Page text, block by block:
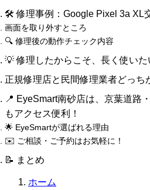
🛠 修理事例：Google Pixel 3a XL
画面を取り外すところ
🔍 修理後の動作チェック内容
💡 修理したからこそ、長く使いた
正規修理店と民間修理業者どっち
📍 EyeSmart南砂店は、京葉道路
もアクセス便利！
🌟 EyeSmartが選ばれる理由
✉️ ご相談・ご予約はお気軽に！
📝 まとめ
ホーム